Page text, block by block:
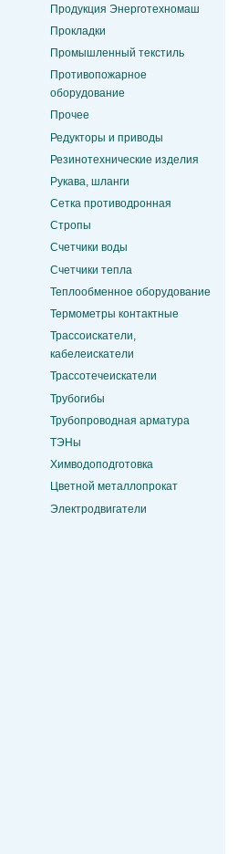
Продукция Энерготехномаш
Прокладки
Промышленный текстиль
Противопожарное
оборудование
Прочее
Редукторы и приводы
Резинотехнические изделия
Рукава, шланги
Сетка противодронная
Стропы
Счетчики воды
Счетчики тепла
Теплообменное оборудование
Термометры контактные
Трассоискатели,
кабелеискатели
Трассотечеискатели
Трубогибы
Трубопроводная арматура
ТЭНы
Химводоподготовка
Цветной металлопрокат
Электродвигатели